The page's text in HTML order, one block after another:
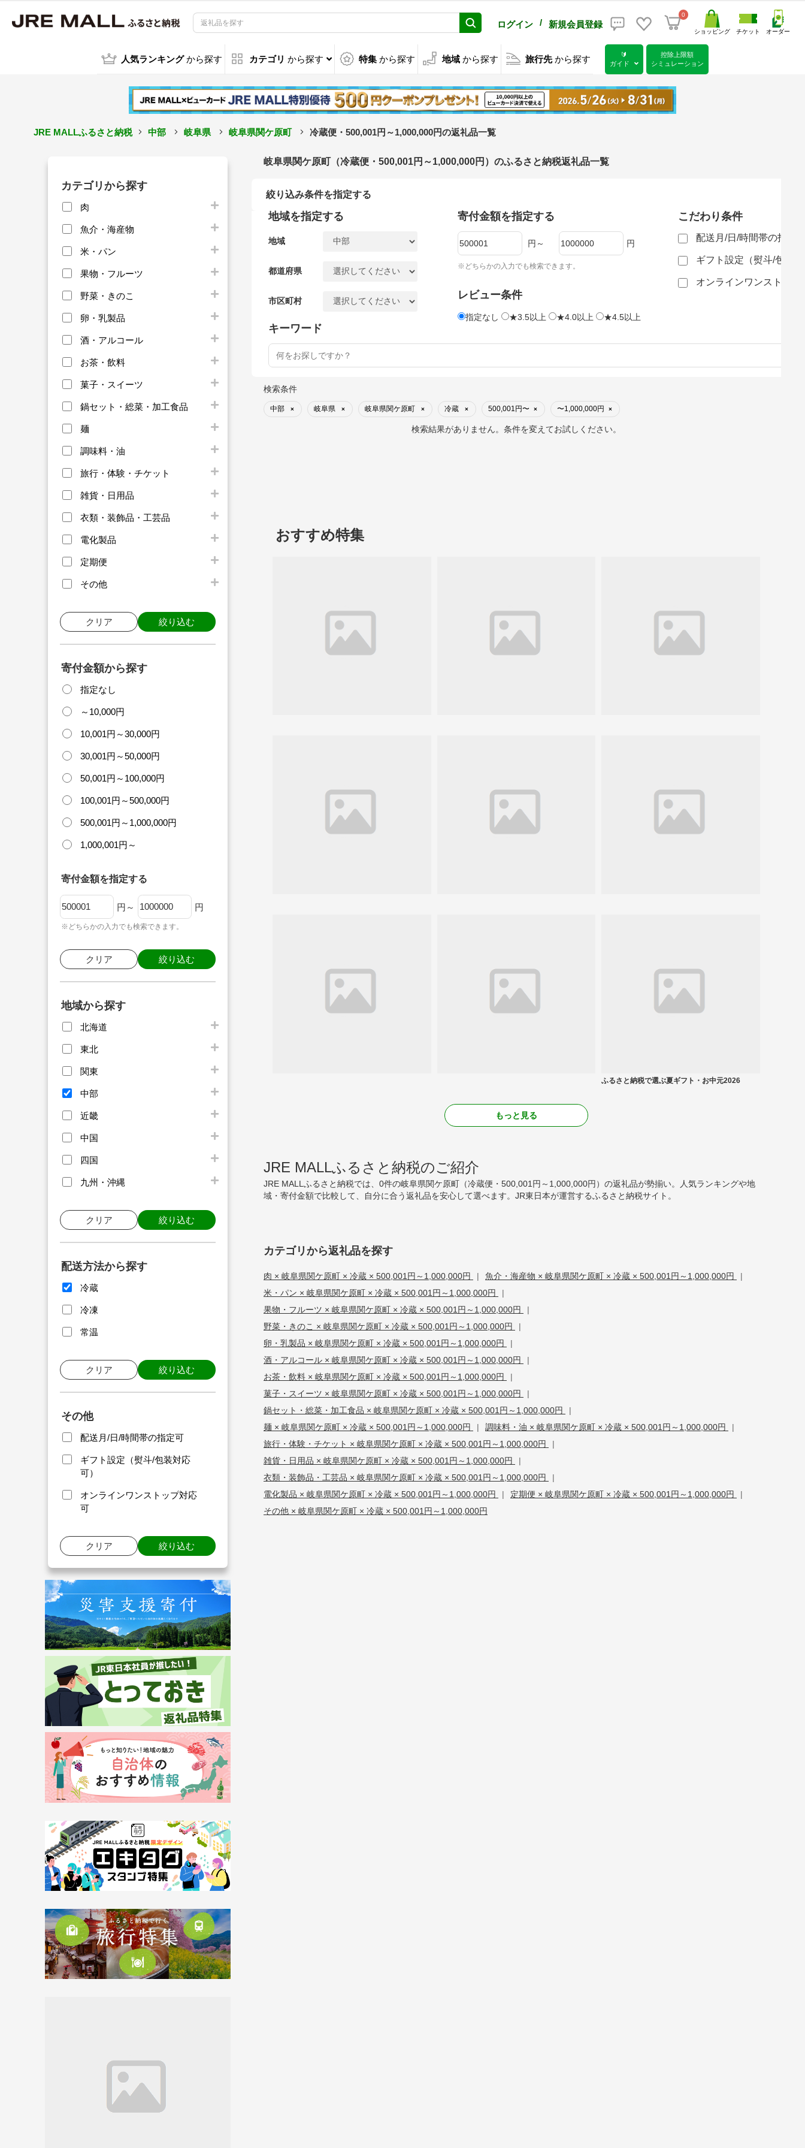
ログイン / 新規会員登録
0
ショッピング チケット オーダー
人気ランキング から探す カテゴリ から探す 特集 から探す 地域 から探す 旅行先 から探す
🔰
ガイド
控除上限額
シミュレーション
JRE MALLふるさと納税 中部 岐阜県 岐阜県関ケ原町 冷蔵便・500,001円～1,000,000円の返礼品一覧
カテゴリから探す
肉
魚介・海産物
米・パン
果物・フルーツ
野菜・きのこ
卵・乳製品
酒・アルコール
お茶・飲料
菓子・スイーツ
鍋セット・総菜・加工食品
麺
調味料・油
旅行・体験・チケット
雑貨・日用品
衣類・装飾品・工芸品
電化製品
定期便
その他
クリア 絞り込む
寄付金額から探す
指定なし
～10,000円
10,001円～30,000円
30,001円～50,000円
50,001円～100,000円
100,001円～500,000円
500,001円～1,000,000円
1,000,001円～
寄付金額を指定する
円～ 円
※どちらかの入力でも検索できます。
クリア 絞り込む
地域から探す
北海道
東北
関東
中部
近畿
中国
四国
九州・沖縄
クリア 絞り込む
配送方法から探す
冷蔵
冷凍
常温
クリア 絞り込む
その他
配送月/日/時間帯の指定可
ギフト設定（熨斗/包装対応
可）
オンラインワンストップ対応
可
クリア 絞り込む
岐阜県関ケ原町（冷蔵便・500,001円～1,000,000円）のふるさと納税返礼品一覧
絞り込み条件を指定する
地域を指定する
地域
都道府県
市区町村
寄付金額を指定する
円～ 円
※どちらかの入力でも検索できます。
レビュー条件
指定なし ★3.5以上 ★4.0以上 ★4.5以上
こだわり条件
配送月/日/時間帯の指定
ギフト設定（熨斗/包装
オンラインワンストップ
キーワード
検索条件
中部 × 岐阜県 × 岐阜県関ケ原町 × 冷蔵 × 500,001円〜 × 〜1,000,000円 ×
検索結果がありません。条件を変えてお試しください。
おすすめ特集
ふるさと納税で選ぶ夏ギフト・お中元2026
もっと見る
JRE MALLふるさと納税のご紹介
JRE MALLふるさと納税では、0件の岐阜県関ケ原町（冷蔵便・500,001円～1,000,000円）の返礼品が勢揃い。人気ランキングや地
域・寄付金額で比較して、自分に合う返礼品を安心して選べます。JR東日本が運営するふるさと納税サイト。
カテゴリから返礼品を探す
肉 × 岐阜県関ケ原町 × 冷蔵 × 500,001円～1,000,000円 | 魚介・海産物 × 岐阜県関ケ原町 × 冷蔵 × 500,001円～1,000,000円
|
米・パン × 岐阜県関ケ原町 × 冷蔵 × 500,001円～1,000,000円
|
果物・フルーツ × 岐阜県関ケ原町 × 冷蔵 × 500,001円～1,000,000円
|
野菜・きのこ × 岐阜県関ケ原町 × 冷蔵 × 500,001円～1,000,000円
|
卵・乳製品 × 岐阜県関ケ原町 × 冷蔵 × 500,001円～1,000,000円
|
酒・アルコール × 岐阜県関ケ原町 × 冷蔵 × 500,001円～1,000,000円
|
お茶・飲料 × 岐阜県関ケ原町 × 冷蔵 × 500,001円～1,000,000円
|
菓子・スイーツ × 岐阜県関ケ原町 × 冷蔵 × 500,001円～1,000,000円
|
鍋セット・総菜・加工食品 × 岐阜県関ケ原町 × 冷蔵 × 500,001円～1,000,000円
|
麺 × 岐阜県関ケ原町 × 冷蔵 × 500,001円～1,000,000円
| 調味料・油 × 岐阜県関ケ原町 × 冷蔵 × 500,001円～1,000,000円
|
旅行・体験・チケット × 岐阜県関ケ原町 × 冷蔵 × 500,001円～1,000,000円
|
雑貨・日用品 × 岐阜県関ケ原町 × 冷蔵 × 500,001円～1,000,000円
|
衣類・装飾品・工芸品 × 岐阜県関ケ原町 × 冷蔵 × 500,001円～1,000,000円
|
電化製品 × 岐阜県関ケ原町 × 冷蔵 × 500,001円～1,000,000円
| 定期便 × 岐阜県関ケ原町 × 冷蔵 × 500,001円～1,000,000円
|
その他 × 岐阜県関ケ原町 × 冷蔵 × 500,001円～1,000,000円